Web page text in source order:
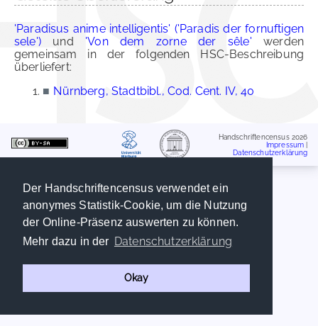
Der Handschriftencensus verwendet ein
anonymes Statistik-Cookie, um die Nutzung
der Online-Präsenz auswerten zu können.
Mehr dazu in der Datenschutzerklärung
Okay
'Paradisus anime intelligentis' ('Paradis der fornuftigen
sele')und 'Von dem zorne der sêle' werden
gemeinsam in der folgenden HSC-Beschreibung
überliefert:
■ Nürnberg, Stadtbibl., Cod. Cent. IV, 40
Handschriftencensus 2026
Impressum
Datenschutzerklärung